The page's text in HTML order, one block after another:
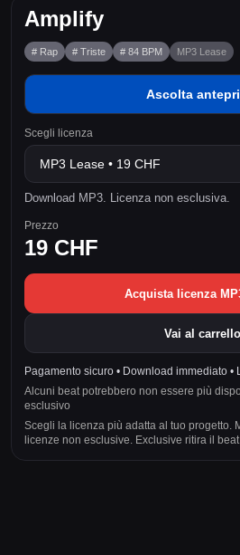
Amplify
# Rap # Triste # 84 BPM MP3 Lease
Ascolta
Scegli licenza
Download MP3. Licenza non esclusiva.
Prezzo
19 CHF
Acquista licenza
Vai al carrello
Pagamento sicuro • Download immediato •
Alcuni beat potrebbero non essere più
esclusivo
Scegli la licenza più adatta al tuo progetto.
licenze non esclusive. Exclusive ritira il